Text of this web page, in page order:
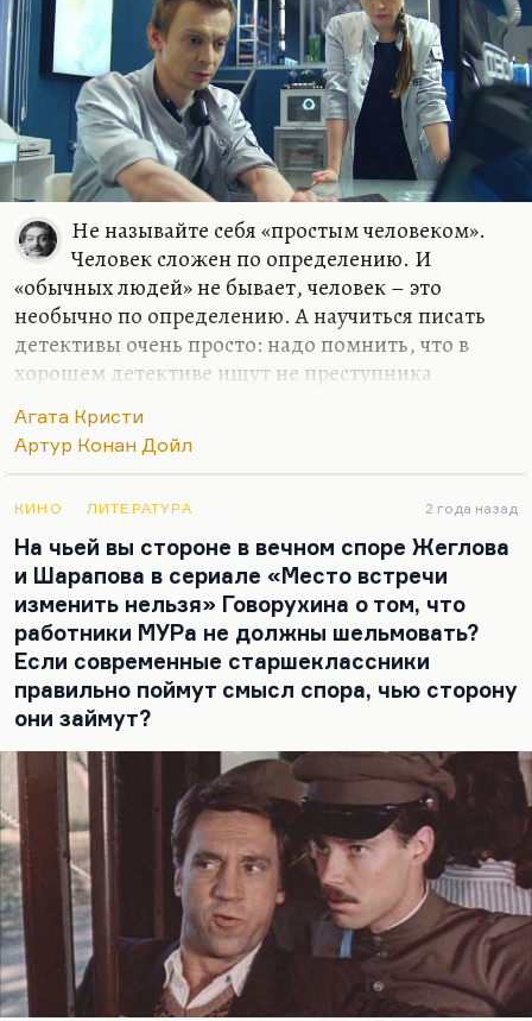
Не называйте себя «простым человеком».
Человек сложен по определению. И
«обычных людей» не бывает, человек – это
необычно по определению. А научиться писать
детективы очень просто: надо помнить, что в
хорошем детективе ищут не преступника
вы сумеете превратить свои детективы в
богоискательство (такие, как у Агаты Кристи, или
принципы, по которому он построен, – если у вас
это получится, хорошо. А просто писать
детектив… Всегда нужна сверхзадача.«Бросая в
воду камешки, смотри на круги, ими образуемые, иначе
такое бросание будет пустой забавой». Сочиняя
детективный рассказ, пытайся понять…
Агата Кристи
Артур Конан Дойл
КИНО ЛИТЕРАТУРА 2 года назад
На чьей вы стороне в вечном споре Жеглова
и Шарапова в сериале «Место встречи
изменить нельзя» Говорухина о том, что
работники МУРа не должны шельмовать?
Если современные старшеклассники
правильно поймут смысл спора, чью сторону
они займут?